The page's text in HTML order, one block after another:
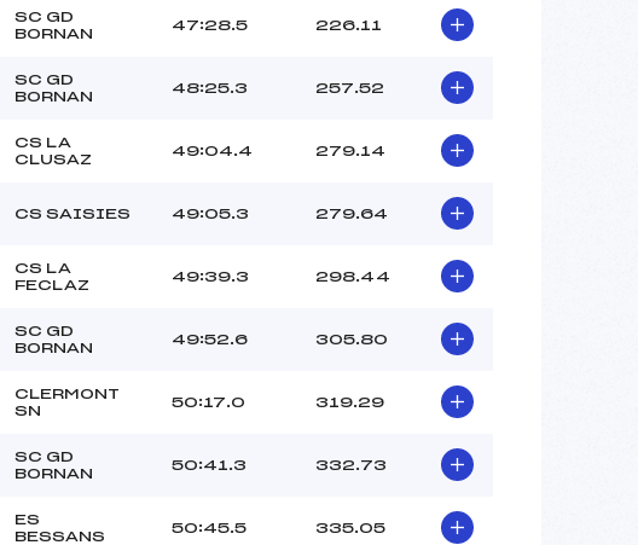
SC GD
BORNAN
47:28.5 226.11
SC GD
BORNAN
48:25.3 257.52
CS LA
CLUSAZ
49:04.4 279.14
CS SAISIES 49:05.3 279.64
CS LA
FECLAZ
49:39.3 298.44
SC GD
BORNAN
49:52.6 305.80
CLERMONT
SN
50:17.0 319.29
SC GD
BORNAN
50:41.3 332.73
ES
BESSANS
50:45.5 335.05